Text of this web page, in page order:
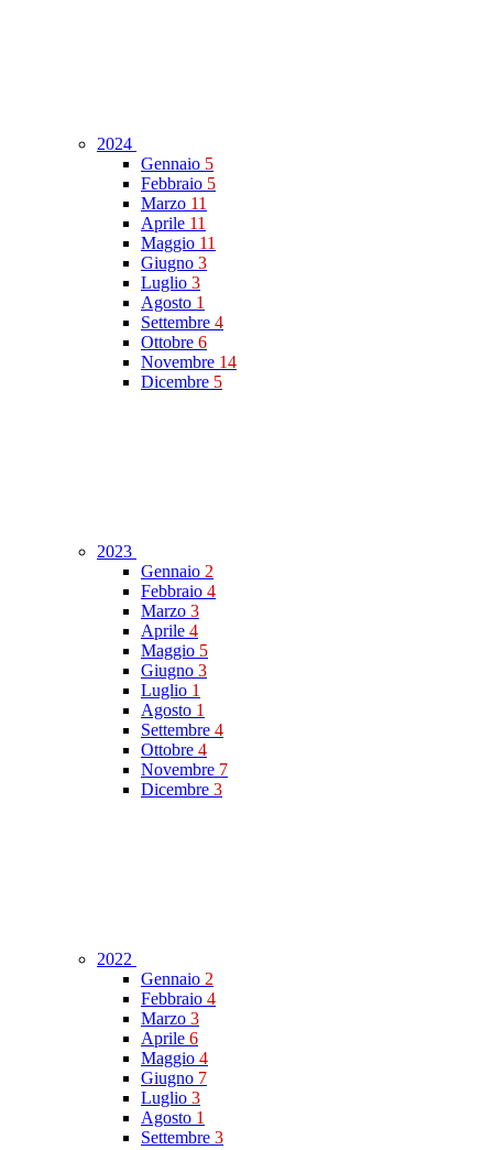
2024
Gennaio 5
Febbraio 5
Marzo 11
Aprile 11
Maggio 11
Giugno 3
Luglio 3
Agosto 1
Settembre 4
Ottobre 6
Novembre 14
Dicembre 5
2023
Gennaio 2
Febbraio 4
Marzo 3
Aprile 4
Maggio 5
Giugno 3
Luglio 1
Agosto 1
Settembre 4
Ottobre 4
Novembre 7
Dicembre 3
2022
Gennaio 2
Febbraio 4
Marzo 3
Aprile 6
Maggio 4
Giugno 7
Luglio 3
Agosto 1
Settembre 3